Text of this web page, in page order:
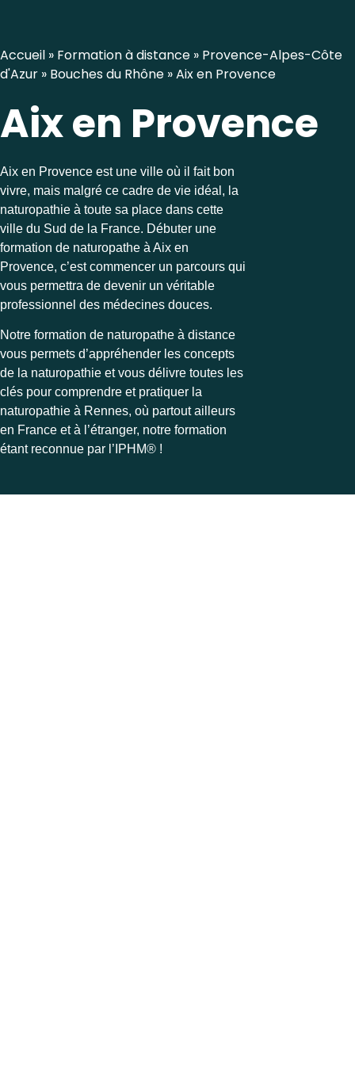
Accueil » Formation à distance » Provence-Alpes-Côte
d'Azur » Bouches du Rhône »Aix en Provence
Aix en Provence
Aix en Provence est une ville où il fait bon
vivre, mais malgré ce cadre de vie idéal, la
naturopathie à toute sa place dans cette
ville du Sud de la France. Débuter une
formation de naturopathe à Aix en
Provence, c’est commencer un parcours qui
vous permettra de devenir un véritable
professionnel des médecines douces.
Notre formation de naturopathe à distance
vous permets d’appréhender les concepts
de la naturopathie et vous délivre toutes les
clés pour comprendre et pratiquer la
naturopathie à Rennes, où partout ailleurs
en France et à l’étranger, notre formation
étant reconnue par l’IPHM® !